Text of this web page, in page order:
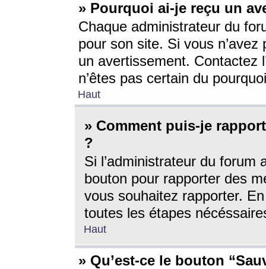
» Pourquoi ai-je reçu un
Chaque administrateur du
pour son site. Si vous
un avertissement. Contactez
n’êtes pas certain du
Haut
» Comment puis-je
?
Si l’administrateur du forum
bouton pour rapporter des
vous souhaitez rapporter.
toutes les étapes
Haut
» Qu’est-ce le bouton